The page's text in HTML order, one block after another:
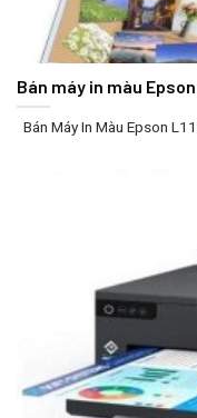
Bán máy in màu
Bán Máy In Màu Epson